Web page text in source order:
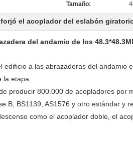
Tamaño:
el acoplador del eslabón
del andamio de los
a las abrazaderas del andamio
etapa.
producir 800.000 de acopladores por
B, BS1139, AS1576 y otro estándar y
como el acoplador doble, el